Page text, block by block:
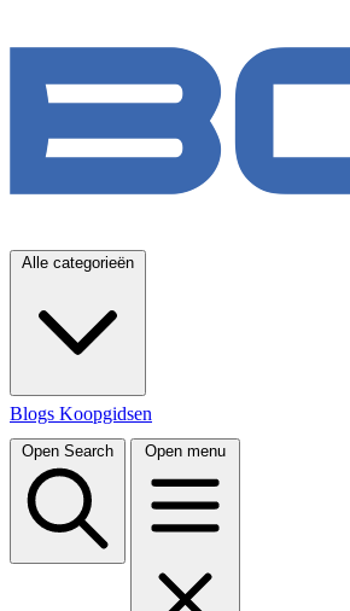
Alle categorieën
Blogs Koopgidsen
Open Search Open menu